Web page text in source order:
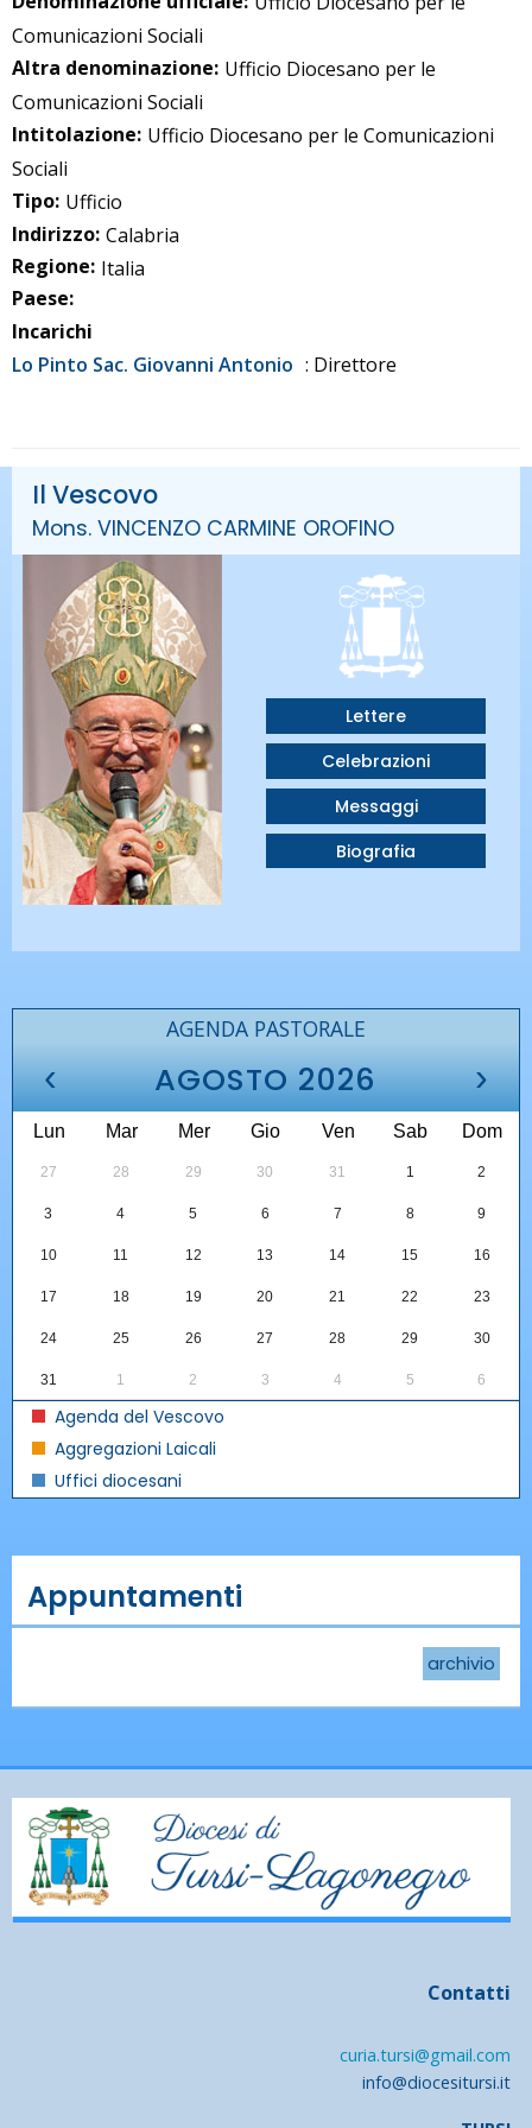
Comunicazioni Sociali
Altra denominazione: Ufficio Diocesano per le
Comunicazioni Sociali
Intitolazione: Ufficio Diocesano per le Comunicazioni
Sociali
Tipo: Ufficio
Indirizzo:
Regione:
Calabria
Paese:
Italia
Incarichi
Lo Pinto Sac. Giovanni Antonio : Direttore
Il Vescovo
Mons. VINCENZO CARMINE OROFINO
Lettere
Celebrazioni
Messaggi
Biografia
AGENDA PASTORALE
‹ AGOSTO 2026 ›
Lun Mar Mer Gio Ven Sab Dom
27 28 29 30 31 1 2
3 4 5 6 7 8 9
10 11 12 13 14 15 16
17 18 19 20 21 22 23
24 25 26 27 28 29 30
31 1 2 3 4 5 6
Agenda del Vescovo
Aggregazioni Laicali
Uffici diocesani
Appuntamenti
archivio
Contatti
curia.tursi@gmail.com
info@diocesitursi.it